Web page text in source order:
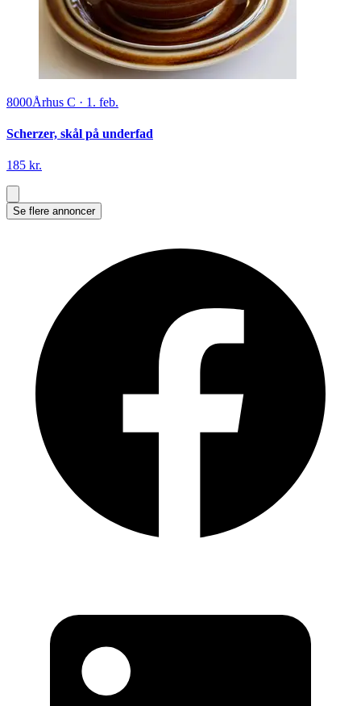
8000Århus C · 1. feb.
Scherzer, skål på underfad
185 kr.
Se flere annoncer